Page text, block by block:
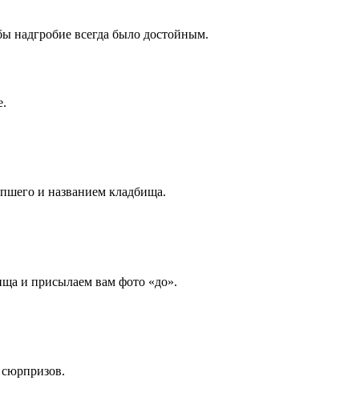
всегда было достойным.
и названием кладбища.
и присылаем вам фото «до».